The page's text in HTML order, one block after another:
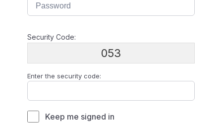
Security Code:
053
Enter the security code:
Keep me signed in